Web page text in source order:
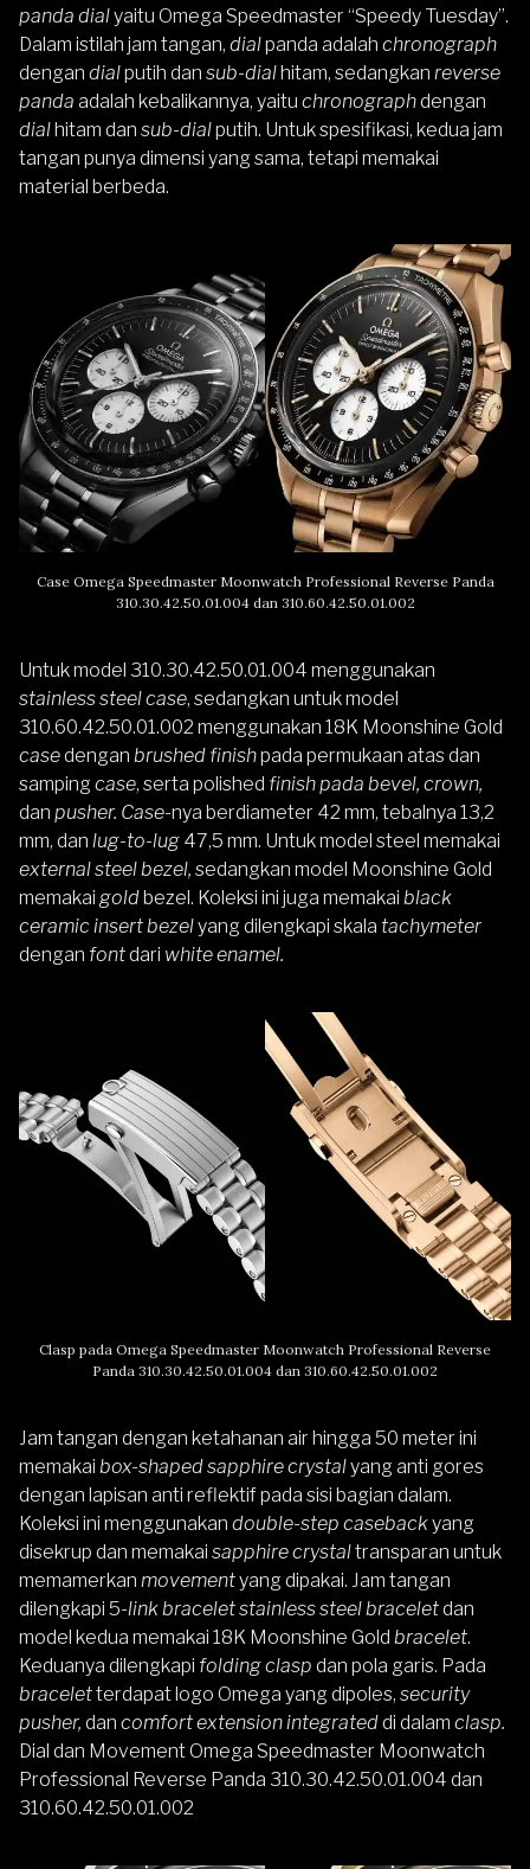
panda dialyaitu Omega Speedmaster “Speedy Tuesday”.
Dalam istilah jam tangan, dialpanda adalah chronograph
dengan dialputih dan sub-dialhitam, sedangkan reverse
panda adalah kebalikannya, yaitu chronographdengan
dialhitam dan sub-dialputih. Untuk spesifikasi, kedua jam
tangan punya dimensi yang sama, tetapi memakai
material berbeda.
Case Omega Speedmaster Moonwatch Professional Reverse Panda
310.30.42.50.01.004 dan 310.60.42.50.01.002
Untuk model 310.30.42.50.01.004 menggunakan
stainless steel case, sedangkan untuk model
310.60.42.50.01.002 menggunakan 18K Moonshine Gold
casedengan brushed finishpada permukaan atas dan
samping case, serta polished finish pada bevel, crown,
dan pusher. Case-nya berdiameter 42 mm, tebalnya 13,2
mm, dan lug-to-lug 47,5 mm. Untuk model steel memakai
external steel bezel, sedangkan model Moonshine Gold
memakai goldbezel. Koleksi ini juga memakai black
ceramic insert bezelyang dilengkapi skala tachymeter
dengan fontdari white enamel.
Clasp pada Omega Speedmaster Moonwatch Professional Reverse
Panda 310.30.42.50.01.004 dan 310.60.42.50.01.002
Jam tangan dengan ketahanan air hingga 50 meter ini
memakai box-shaped sapphire crystalyang anti gores
dengan lapisan anti reflektif pada sisi bagian dalam.
Koleksi ini menggunakan double-step casebackyang
disekrup dan memakai sapphire crystaltransparan untuk
memamerkan movementyang dipakai. Jam tangan
dilengkapi 5-link braceletstainless steel braceletdan
model kedua memakai 18K Moonshine Gold bracelet.
Keduanya dilengkapi folding clasp dan pola garis. Pada
braceletterdapat logo Omega yang dipoles, security
pusher, dan comfort extension integrateddi dalam clasp.
Dial dan Movement Omega Speedmaster Moonwatch
Professional Reverse Panda 310.30.42.50.01.004 dan
310.60.42.50.01.002